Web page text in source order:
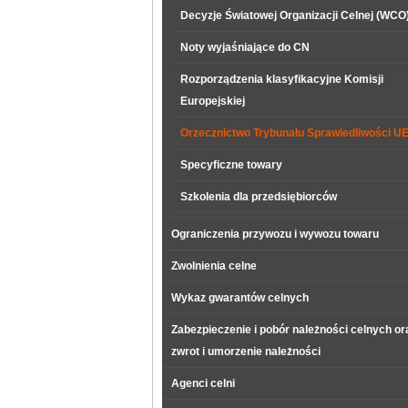
Decyzje Światowej Organizacji Celnej
Noty wyjaśniające do CN
Rozporządzenia klasyfikacyjne Komisji
Europejskiej
Orzecznictwo Trybunału Sprawiedliwości UE
Specyficzne towary
Szkolenia dla przedsiębiorców
Ograniczenia przywozu i wywozu towaru
Zwolnienia celne
Wykaz gwarantów celnych
Zabezpieczenie i pobór należności celnych
zwrot i umorzenie należności
Agenci celni